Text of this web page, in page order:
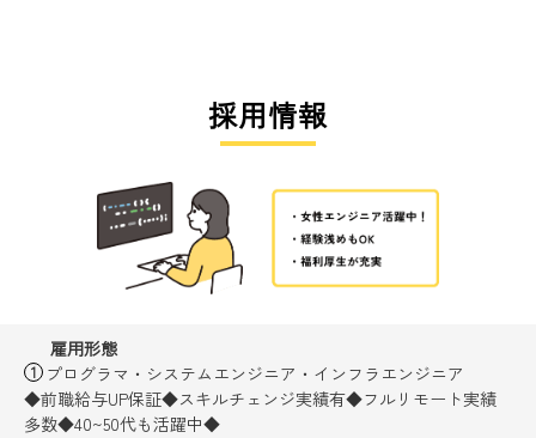
採用情報
雇用形態
プログラマ・システムエンジニア・インフラエンジニア
◆前職給与UP保証◆スキルチェンジ実績有◆フルリモート実績
多数◆40~50代も活躍中◆